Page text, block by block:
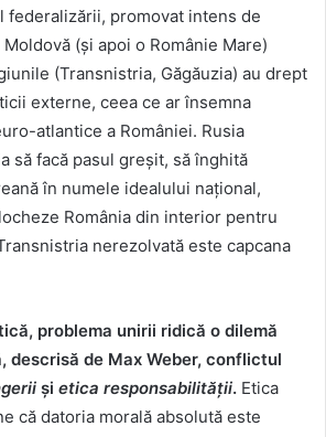
federalizării, promovat intens de
(și apoi o Românie Mare)
(Transnistria, Găgăuzia) au drept
externe, ceea ce ar însemna
atlantice a României. Rusia
să facă pasul greșit, să înghită
în numele idealului național,
România din interior pentru
nerezolvată este capcana
problema unirii ridică o dilemă
descrisă de Max Weber, conflictul
și etica responsabilității. Etica
că datoria morală absolută este